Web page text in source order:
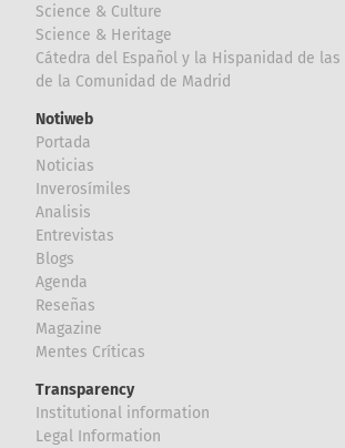
Science & Culture
Science & Heritage
Cátedra del Español y la Hispanidad de
de la Comunidad de Madrid
Notiweb
Portada
Noticias
Inverosímiles
Analisis
Entrevistas
Blogs
Agenda
Reseñas
Magazine
Mentes Críticas
Transparency
Institutional information
Legal Information